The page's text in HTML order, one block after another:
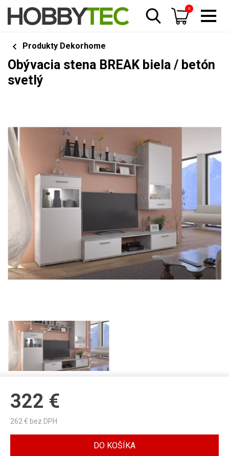
0
Produkty Dekorhome
Obývacia stena BREAK biela / betón
svetlý
322 €
262 € bez DPH
DO KOŠÍKA